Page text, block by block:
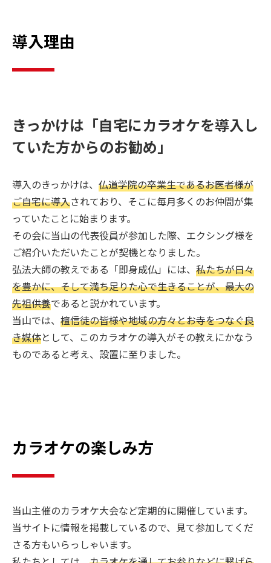
導入理由
きっかけは「自宅にカラオケを導入し
ていた方からのお勧め」
導入のきっかけは、 仏道学院の卒業生であるお医者様が
ご自宅に導入されており、そこに毎月多くのお仲間が集
っていたことに始まります。
その会に当山の代表役員が参加した際、エクシング様を
ご紹介いただいたことが契機となりました。
弘法大師の教えである「即身成仏」には、 私たちが日々
を豊かに、そして満ち足りた心で生きることが、最大の
先祖供養であると説かれています。
当山では、 檀信徒の皆様や地域の方々とお寺をつなぐ良
き媒体として、このカラオケの導入がその教えにかなう
ものであると考え、設置に至りました。
カラオケの楽しみ方
当山主催のカラオケ大会など定期的に開催しています。
当サイトに情報を掲載しているので、見て参加してくだ
さる方もいらっしゃいます。